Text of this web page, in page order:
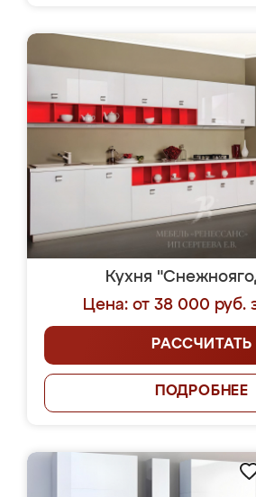
Кухня
Цена: от 38 000 руб.
РАССЧИТАТЬ
ПОДРОБНЕЕ